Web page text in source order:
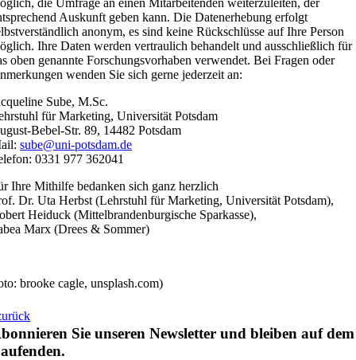
die Umfrage an einen Mitarbeitenden weiterzuleiten, der
Auskunft geben kann. Die Datenerhebung erfolgt
anonym, es sind keine Rückschlüsse auf Ihre Person
Ihre Daten werden vertraulich behandelt und ausschließlich für
oben genannte Forschungsvorhaben verwendet. Bei Fragen oder
wenden Sie sich gerne jederzeit an:
Sube, M.Sc.
für Marketing, Universität Potsdam
Bebel-Str. 89, 14482 Potsdam
sube@uni-potsdam.de
0331 977 362041
Ihre Mithilfe bedanken sich ganz herzlich
Dr. Uta Herbst (Lehrstuhl für Marketing, Universität Potsdam),
Heiduck (Mittelbrandenburgische Sparkasse),
Marx (Drees & Sommer)
brooke cagle, unsplash.com)
Sie unseren Newsletter und bleiben auf dem